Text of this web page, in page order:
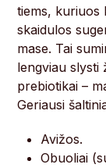
tiems, kuriuos
skaidulos
mase. Tai
lengviau slysti
prebiotikai –
Geriausi
Avižos.
Obuoliai